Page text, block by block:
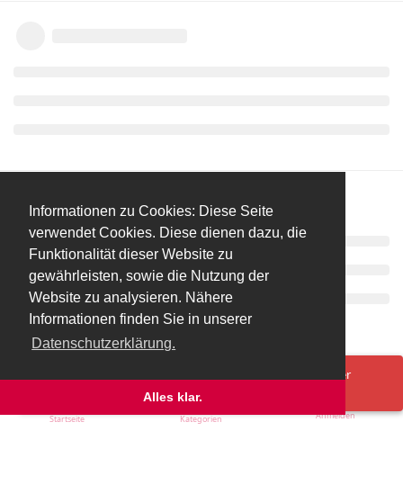
Informationen zu Cookies: Diese Seite
verwendet Cookies. Diese dienen dazu, die
Funktionalität dieser Website zu
gewährleisten, sowie die Nutzung der
Website zu analysieren. Nähere
Informationen finden Sie in unserer
Datenschutzerklärung.
Alles klar.
Ups! Da ist was schief gelaufen. Bitte lade die Seite neu oder
Startseite Kategorien Anmelden